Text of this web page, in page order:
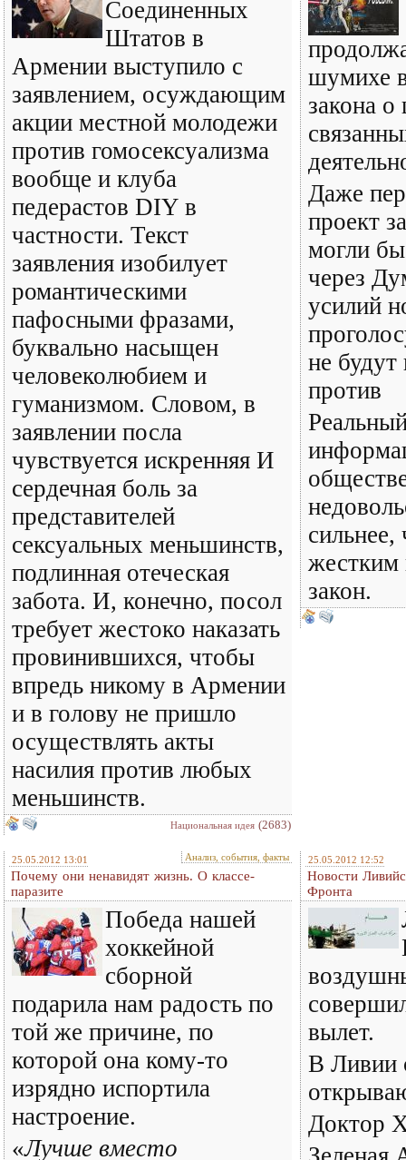
Соединенных
Штатов в
Армении выступило с
заявлением, осуждающим
акции местной молодежи
против гомосексуализма
вообще и клуба
педерастов DIY в
частности. Текст
заявления изобилует
романтическими
пафосными фразами,
буквально насыщен
человеколюбием и
гуманизмом. Словом, в
заявлении посла
чувствуется искренняя И
сердечная боль за
представителей
сексуальных меньшинств,
подлинная отеческая
забота. И, конечно, посол
требует жестоко наказать
провинившихся, чтобы
впредь никому в Армении
и в голову не пришло
осуществлять акты
насилия против любых
меньшинств.
Национальная идея (2683)
шумихе
закона
Даже
проект
могли
через
усилий
не будут
против
сильнее,
жестким
закон.
25.05.2012 13:01 Анализ, события, факты
Почему они ненавидят жизнь. О классе-
паразите
Победа нашей
хоккейной
сборной
подарила нам радость по
той же причине, по
которой она кому-то
изрядно испортила
настроение.
«Лучше вместо
25.05.2012 12:52
Новости
Фронта
вылет.
В Ливии
Доктор